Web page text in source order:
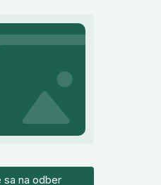
sa na odber